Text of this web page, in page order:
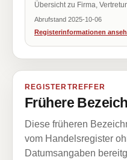
Übersicht zu Firma,
Abrufstand 2025-10-06
Registerinformationen
REGISTERTREFFER
Frühere
Diese früheren
vom Handelsregister
Datumsangaben